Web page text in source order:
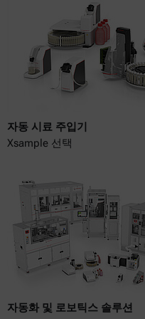
자동 시료 주입기
Xsample 선택
자동화 및 로보틱스 솔루션